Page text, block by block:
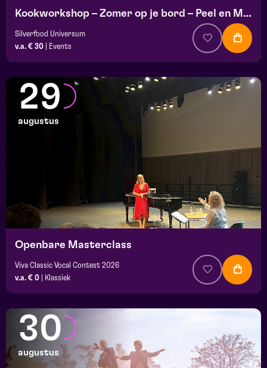
Kookworkshop – Zomer op je bord – Peel en Maas
Silverfood Universum
v.a. € 30
Events
29
augustus
Openbare Masterclass
Viva Classic Vocal Contest 2026
v.a. € 0
Klassiek
30
augustus